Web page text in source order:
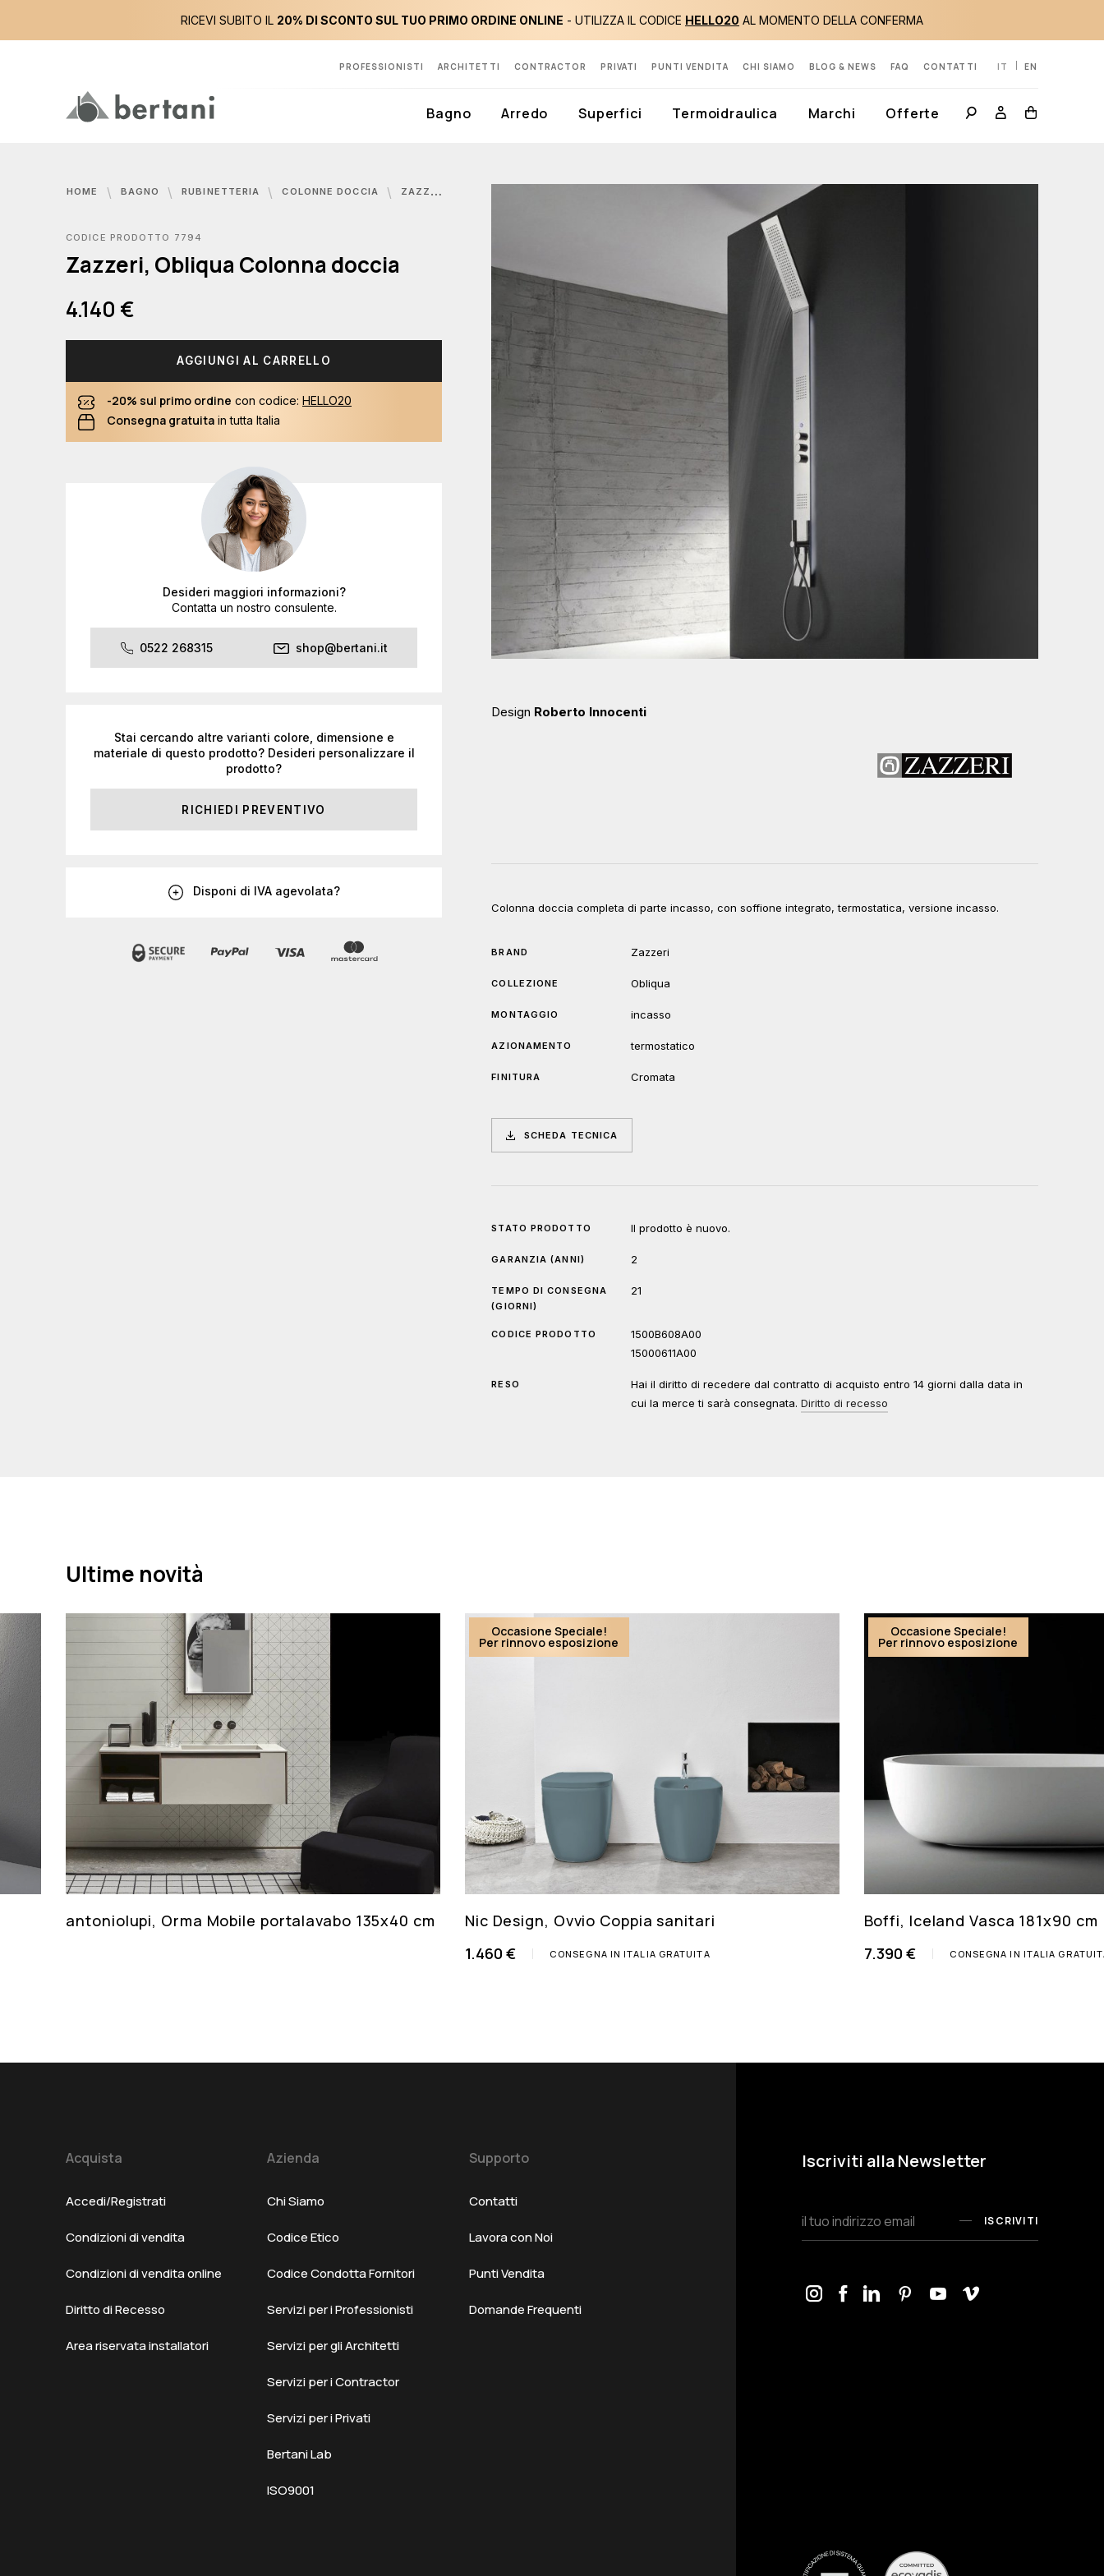
RICEVI SUBITO IL 20% DI SCONTO SUL TUO PRIMO ORDINE ONLINE - UTILIZZA IL CODICE HELLO20 AL MOMENTO DELLA CONFERMA
PROFESSIONISTI ARCHITETTI CONTRACTOR PRIVATI PUNTI VENDITA CHI SIAMO BLOG & NEWS FAQ CONTATTI IT EN
Bagno Arredo Superfici Termoidraulica Marchi Offerte
HOME BAGNO RUBINETTERIA COLONNE DOCCIA ZAZZERI, OBLIQUA COLONNA DOCCIA
CODICE PRODOTTO 7794
Zazzeri, Obliqua Colonna doccia
4.140 €
AGGIUNGI AL CARRELLO
-20% sul primo ordine con codice: HELLO20
Consegna gratuita in tutta Italia
Desideri maggiori informazioni?
Contatta un nostro consulente.
0522 268315 shop@bertani.it
Stai cercando altre varianti colore, dimensione e
materiale di questo prodotto? Desideri personalizzare il
prodotto?
RICHIEDI PREVENTIVO
Disponi di IVA agevolata?
Design Roberto Innocenti
Colonna doccia completa di parte incasso, con soffione integrato, termostatica, versione incasso.
BRAND Zazzeri
COLLEZIONE Obliqua
MONTAGGIO incasso
AZIONAMENTO termostatico
FINITURA Cromata
SCHEDA TECNICA
STATO PRODOTTO Il prodotto è nuovo.
GARANZIA (ANNI) 2
TEMPO DI CONSEGNA
(GIORNI)
21
CODICE PRODOTTO
1500B608A00
15000611A00
RESO
Hai il diritto di recedere dal contratto di acquisto entro 14 giorni dalla data in
cui la merce ti sarà consegnata.Diritto di recesso
Ultime novità
antoniolupi, Orma Mobile portalavabo 135x40 cm
Occasione Speciale!
Per rinnovo esposizione
Nic Design, Ovvio Coppia sanitari
1.460 €
CONSEGNA IN ITALIA GRATUITA
Occasione Speciale!
Per rinnovo esposizione
Boffi, Iceland Vasca 181x90 cm
7.390 €
CONSEGNA IN ITALIA
Acquista
Accedi/Registrati
Condizioni di vendita
Condizioni di vendita online
Diritto di Recesso
Area riservata installatori
Azienda
Chi Siamo
Codice Etico
Codice Condotta Fornitori
Servizi per i Professionisti
Servizi per gli Architetti
Servizi per i Contractor
Servizi per i Privati
Bertani Lab
ISO9001
Supporto
Contatti
Lavora con Noi
Punti Vendita
Domande Frequenti
Iscriviti alla Newsletter
ISCRIVITI